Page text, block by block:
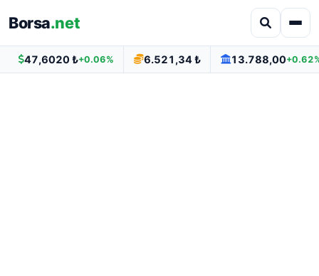
Borsa.net
47,6020 ₺+0.06% 6.521,34 ₺ 13.788,00